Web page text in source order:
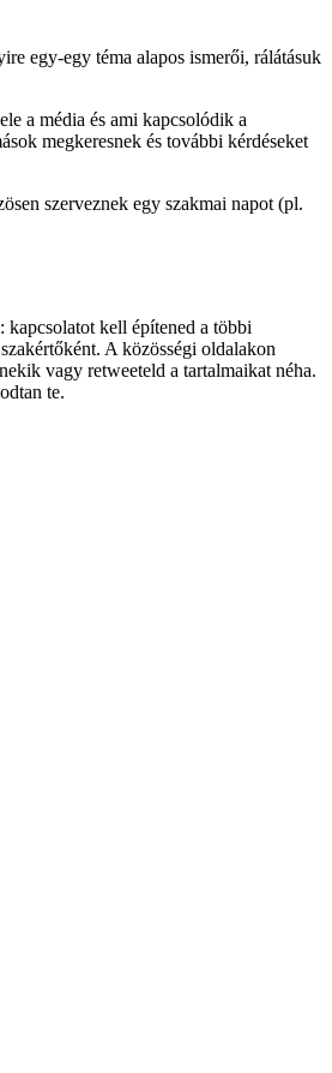
egy-egy téma alapos ismerői, rálátásuk
a média és ami kapcsolódik a
megkeresnek és további kérdéseket
szerveznek egy szakmai napot (pl.
kell építened a többi
A közösségi oldalakon
vagy retweeteld a tartalmaikat néha.
te.